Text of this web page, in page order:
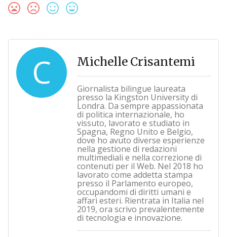
C Michelle Crisantemi
Giornalista bilingue laureata
presso la Kingston University di
Londra. Da sempre appassionata
di politica internazionale, ho
vissuto, lavorato e studiato in
Spagna, Regno Unito e Belgio,
dove ho avuto diverse esperienze
nella gestione di redazioni
multimediali e nella correzione di
contenuti per il Web. Nel 2018 ho
lavorato come addetta stampa
presso il Parlamento europeo,
occupandomi di diritti umani e
affari esteri. Rientrata in Italia nel
2019, ora scrivo prevalentemente
di tecnologia e innovazione.